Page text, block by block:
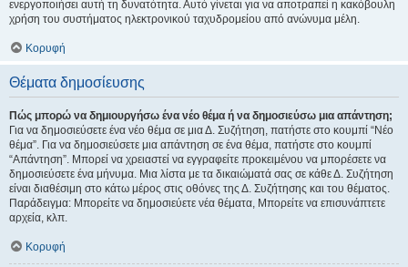
ενεργοποιήσει αυτή τη δυνατότητα. Αυτό γίνεται για να αποτραπεί η κακόβουλη
χρήση του συστήματος ηλεκτρονικού ταχυδρομείου από ανώνυμα μέλη.
Κορυφή
Θέματα δημοσίευσης
Πώς μπορώ να δημιουργήσω ένα νέο θέμα ή να δημοσιεύσω μια απάντηση;
Για να δημοσιεύσετε ένα νέο θέμα σε μια Δ. Συζήτηση, πατήστε στο κουμπί “Νέο
θέμα”. Για να δημοσιεύσετε μια απάντηση σε ένα θέμα, πατήστε στο κουμπί
“Απάντηση”. Μπορεί να χρειαστεί να εγγραφείτε προκειμένου να μπορέσετε να
δημοσιεύσετε ένα μήνυμα. Μια λίστα με τα δικαιώματά σας σε κάθε Δ. Συζήτηση
είναι διαθέσιμη στο κάτω μέρος στις οθόνες της Δ. Συζήτησης και του θέματος.
Παράδειγμα: Μπορείτε να δημοσιεύετε νέα θέματα, Μπορείτε να επισυνάπτετε
αρχεία, κλπ.
Κορυφή